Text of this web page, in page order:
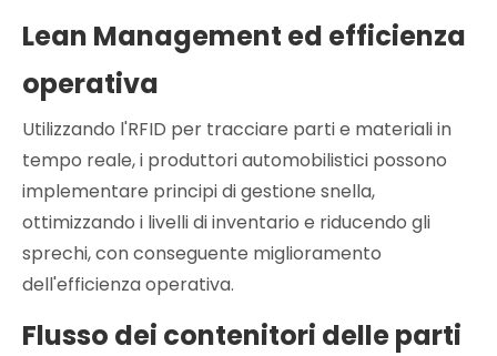
Lean Management ed efficienza
operativa
Utilizzando l'RFID per tracciare parti e materiali in
tempo reale, i produttori automobilistici possono
implementare principi di gestione snella,
ottimizzando i livelli di inventario e riducendo gli
sprechi, con conseguente miglioramento
dell'efficienza operativa.
Flusso dei contenitori delle parti